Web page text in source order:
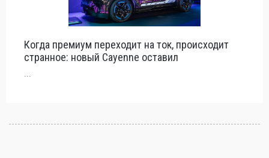
Когда премиум переходит на ток, происходит
странное: новый Cayenne оставил
...